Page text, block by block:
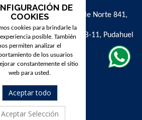
Avenida Valle Norte 841,
La Farfana 500, bodega B-11, Pudahuel
8900
a 16:00 hrs
DE
COOKIES
cookies para brindarle la
posible. También
permiten analizar el
de los usuarios
constantemente el sitio
web para usted.
Aceptar todo
Aceptar Selección